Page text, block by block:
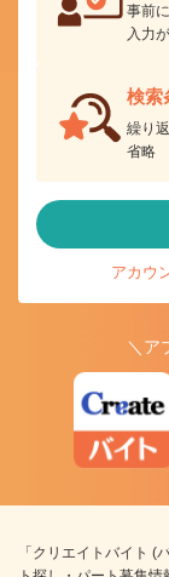
事前
入力
検索
繰り
省略
アカウ
＼ア
「クリエイトバイト (